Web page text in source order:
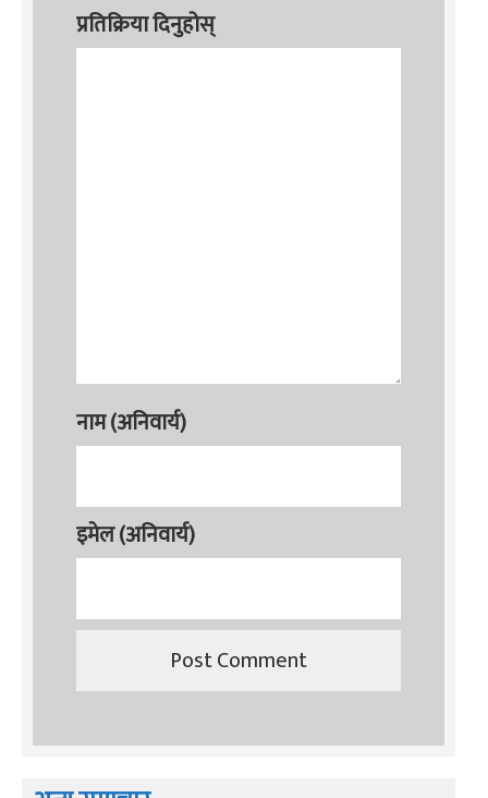
प्रतिक्रिया दिनुहोस्
नाम (अनिवार्य)
इमेल (अनिवार्य)